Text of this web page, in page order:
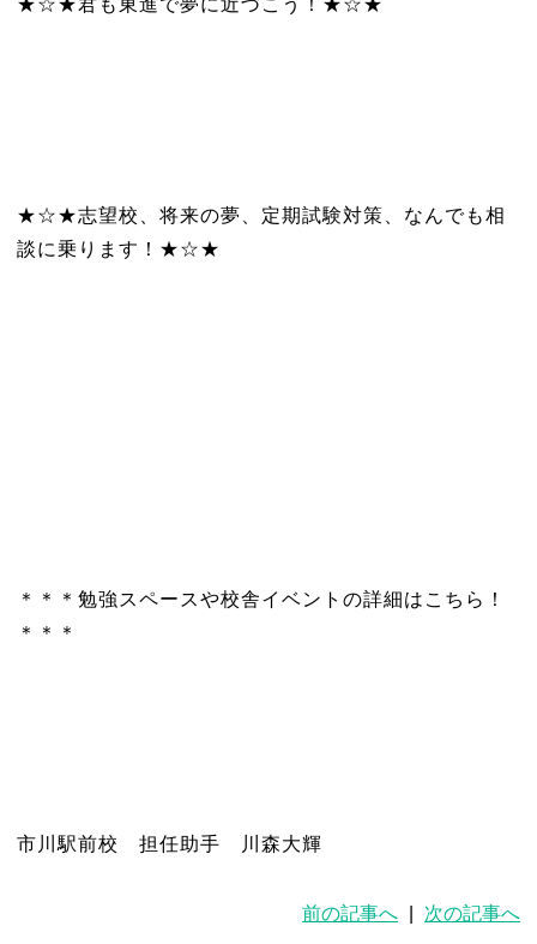
★☆★君も東進で夢に近づこう！★☆★
★☆★志望校、将来の夢、定期試験対策、なんでも相
談に乗ります！★☆★
＊＊＊勉強スペースや校舎イベントの詳細はこちら！
＊＊＊
市川駅前校 担任助手 川森大輝
前の記事へ 次の記事へ